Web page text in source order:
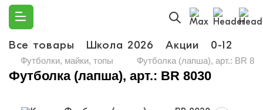
Все товары Школа 2026 Акции 0-12
Футболки, майки, топы Футболка (лапша), арт.: BR
Футболка (лапша), арт.: BR 8030